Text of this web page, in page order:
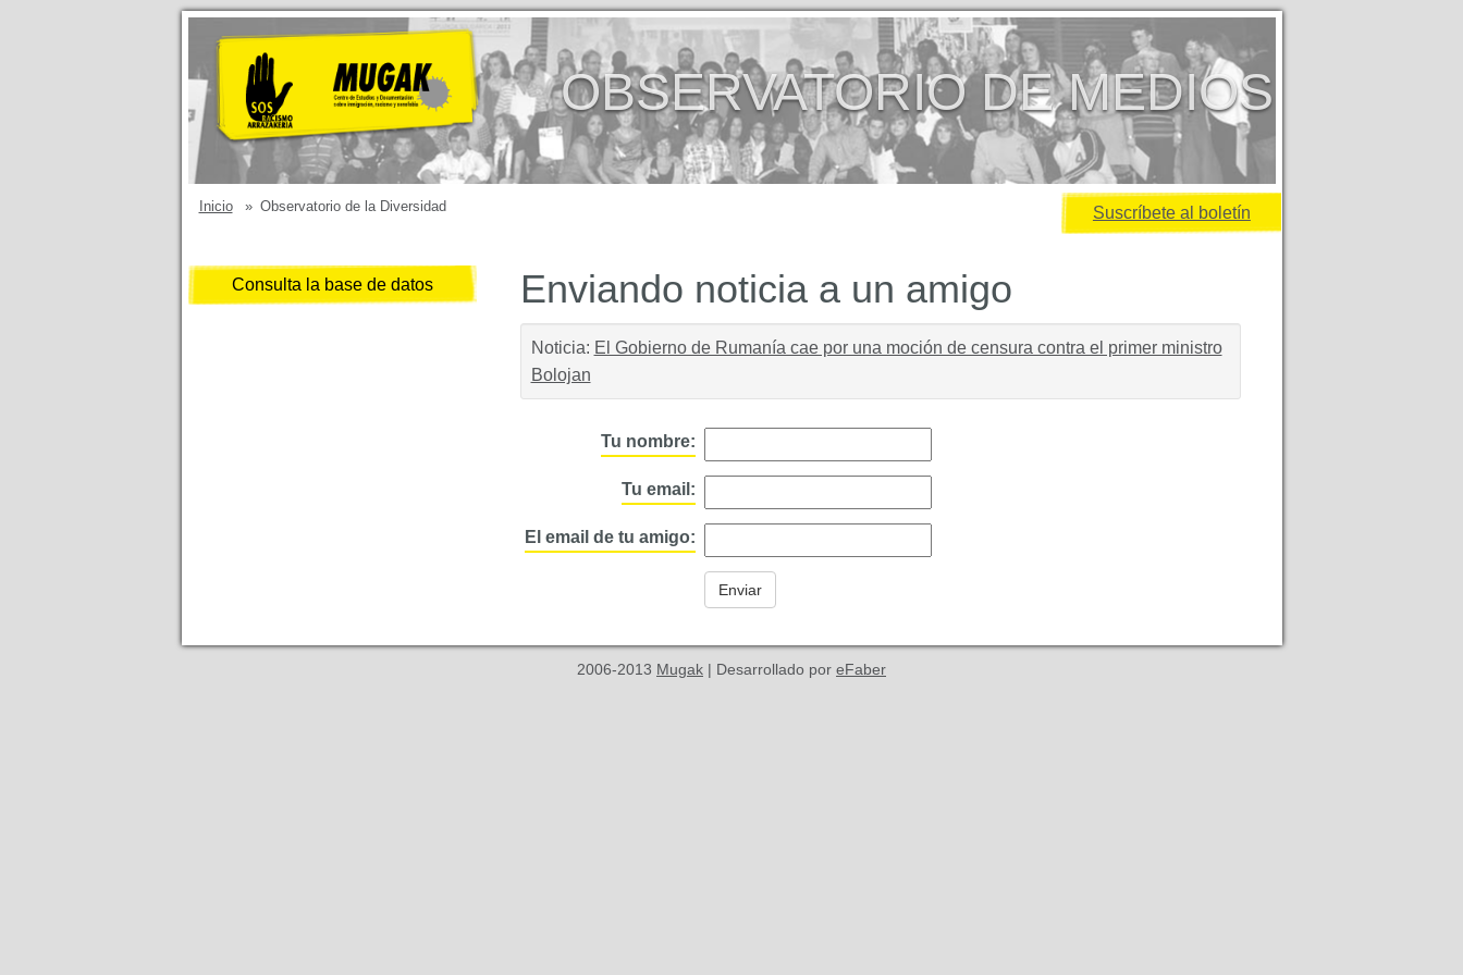
OBSERVATORIO DE MEDIOS
Inicio » Observatorio de la Diversidad Suscríbete al boletín
Consulta la base de datos Enviando noticia a un amigo
Noticia: El Gobierno de Rumanía cae por una moción de censura contra el primer ministro
Bolojan
Tu nombre:
Tu email:
El email de tu amigo:
2006-2013 Mugak | Desarrollado por eFaber